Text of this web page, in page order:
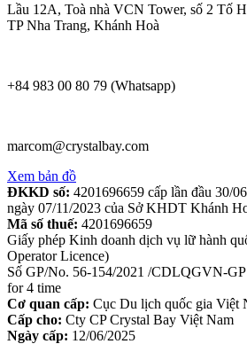
Lầu 12A, Toà nhà VCN Tower, số 2 Tố
TP Nha Trang, Khánh Hoà
+84 983 00 80 79 (Whatsapp)
marcom@crystalbay.com
Xem bản đồ
ĐKKD số: 4201696659 cấp lần đầu 30/
ngày 07/11/2023 của Sở KHDT Khánh
Mã số thuế: 4201696659
Giấy phép Kinh doanh dịch vụ lữ hành
Operator Licence)
Số GP/No. 56-154/2021 /CDLQGVN-
for 4 time
Cơ quan cấp: Cục Du lịch quốc gia Việt
Cấp cho: Cty CP Crystal Bay Việt Nam
Ngày cấp: 12/06/2025